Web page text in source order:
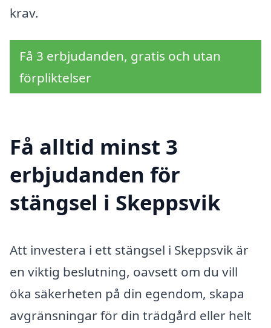
krav.
Få 3 erbjudanden, gratis och utan
förpliktelser
Få alltid minst 3
erbjudanden för
stängsel i Skeppsvik
Att investera i ett stängsel i Skeppsvik är
en viktig beslutning, oavsett om du vill
öka säkerheten på din egendom, skapa
avgränsningar för din trädgård eller helt